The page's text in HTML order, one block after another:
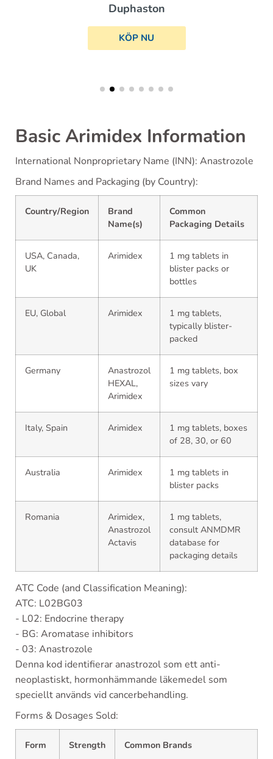
Duphaston
KÖP NU
Basic Arimidex Information
International Nonproprietary Name (INN): Anastrozole
Brand Names and Packaging (by Country):
Country/Region
Brand
Name(s)
Common
Packaging Details
USA, Canada,
UK
Arimidex
1 mg tablets in
blister packs or
bottles
EU, Global Arimidex
1 mg tablets,
typically blister-
packed
Germany
Anastrozol
HEXAL,
Arimidex
1 mg tablets, box
sizes vary
Italy, Spain Arimidex
1 mg tablets, boxes
of 28, 30, or 60
Australia Arimidex
1 mg tablets in
blister packs
Romania
Arimidex,
Anastrozol
Actavis
1 mg tablets,
consult ANMDMR
database for
packaging details
ATC Code (and Classification Meaning):
ATC: L02BG03
- L02: Endocrine therapy
- BG: Aromatase inhibitors
- 03: Anastrozole
Denna kod identifierar anastrozol som ett anti-
neoplastiskt, hormonhämmande läkemedel som
speciellt används vid cancerbehandling.
Forms & Dosages Sold:
Form Strength Common Brands